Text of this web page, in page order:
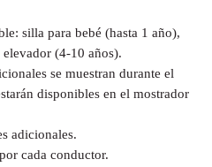
silla para bebé (hasta 1 año),
(4-10 años).
se muestran durante el
disponibles en el mostrador
adicionales.
cada conductor.